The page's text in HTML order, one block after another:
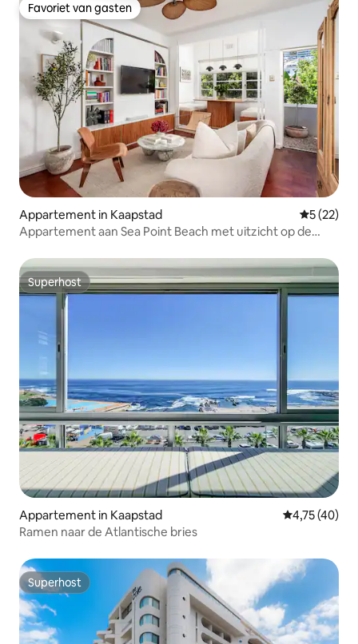
Favoriet van gasten
Favoriet van gasten
Appartement in Kaapstad
5 (22)
Appartement aan Sea Point Beach met uitzicht op de
Superhost
Superhost
Appartement in Kaapstad Gemiddelde
4,75 (40)
Ramen naar de Atlantische bries
Superhost
Superhost